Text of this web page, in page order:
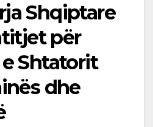
Shqiptare
për
Shtatorit
dhe